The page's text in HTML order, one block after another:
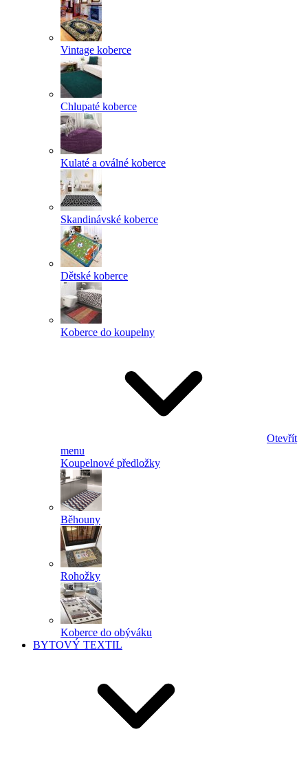
Vintage koberce
Chlupaté koberce
Kulaté a oválné koberce
Skandinávské koberce
Dětské koberce
Koberce do koupelny
Otevřít
menu
Koupelnové předložky
Běhouny
Rohožky
Koberce do obýváku
BYTOVÝ TEXTIL